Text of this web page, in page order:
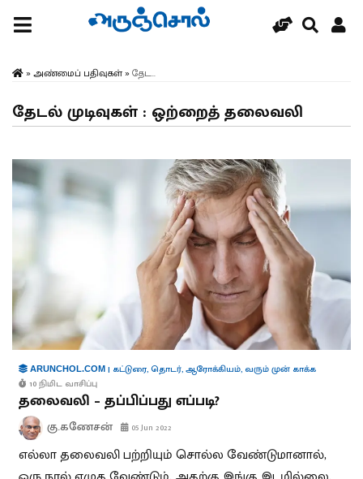
» அண்மைப் பதிவுகள்» தேட...
தேடல் முடிவுகள் : ஒற்றைத் தலைவலி
ARUNCHOL.COM | கட்டுரை,தொடர்,ஆரோக்கியம், வரும் முன் காக்க
10 நிமிட வாசிப்பு
தலைவலி – தப்பிப்பது எப்படி?
கு.கணேசன் 05 Jun 2022
எல்லா தலைவலி பற்றியும் சொல்ல வேண்டுமானால்,